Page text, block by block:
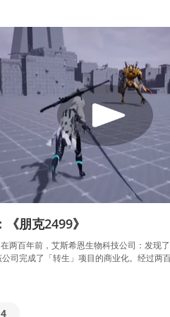
朋克2499》
两百年前，艾斯希恩生物科技公司：发现
司完成了「转生」项目的商业化。经过两
4